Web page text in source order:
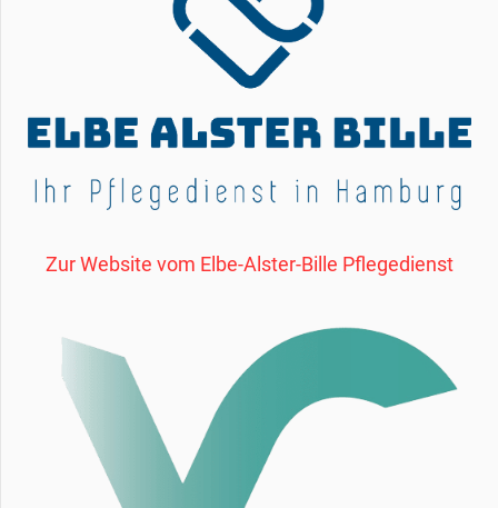
Zur Website vom Elbe-Alster-Bille Pflegedienst